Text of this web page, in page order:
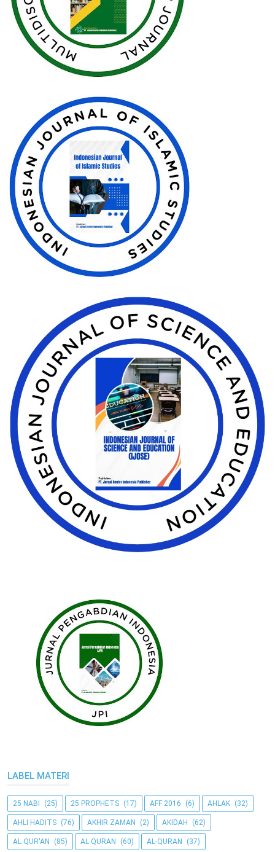
LABEL MATERI
25 NABI (25) 25 PROPHETS (17) AFF 2016 (6) AHLAK (32)
AHLI HADITS (76) AKHIR ZAMAN (2) AKIDAH (62)
AL QUR'AN (85) AL QURAN (60) AL-QURAN (37)